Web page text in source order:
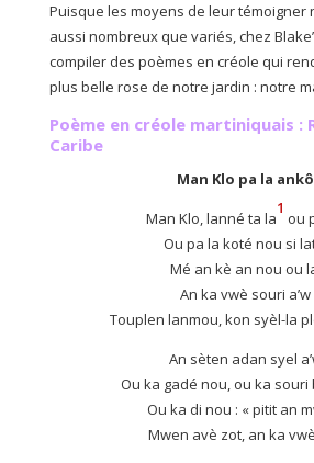
Puisque les moyens de leur témoigner
aussi nombreux que variés, chez
compiler des poèmes en créole qui
plus belle rose de notre jardin : notre
Poème en créole martiniquais :
Caribe
Man Klo pa la ankô
Man Klo, lanné ta la
1
ou
Ou pa la koté nou si
Mé an kè an nou ou
An ka vwè souri a’w
Touplen lanmou, kon syèl-la
An sèten adan syel
Ou ka gadé nou, ou ka souri
Ou ka di nou : « pitit an
Mwen avè zot, an ka